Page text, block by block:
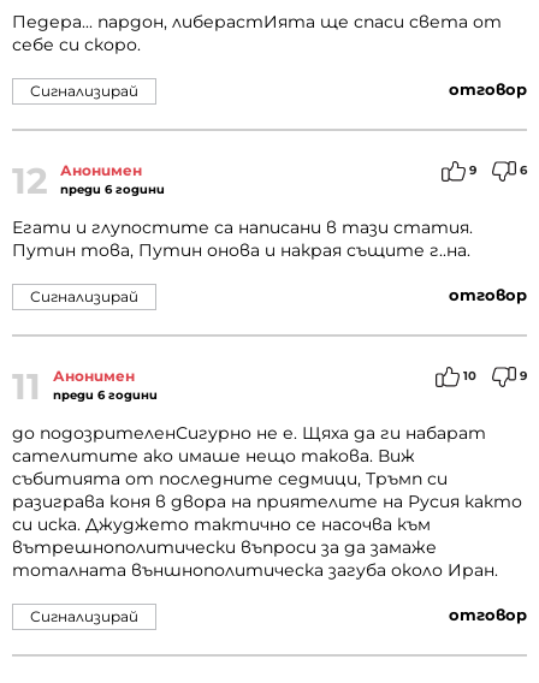
Педера... пардон, либерастИята ще спаси света от
себе си скоро.
отговор
Сигнализирай
12 Анонимен
преди 6 години
9 6
Егати и глупостите са написани в тази статия.
Путин това, Путин онова и накрая същите г..на.
отговор
Сигнализирай
11 Анонимен
преди 6 години
10 9
до подозрителенСигурно не е. Щяха да ги набарат
сателитите ако имаше нещо такова. Виж
събитията от последните седмици, Тръмп си
разиграва коня в двора на приятелите на Русия както
си иска. Джуджето тактично се насочва към
вътрешнополитически въпроси за да замаже
тоталната външнополитическа загуба около Иран.
отговор
Сигнализирай